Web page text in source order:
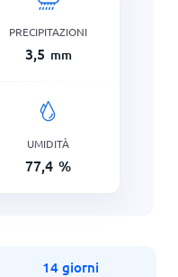
PRECIPITAZIONI
3,5 mm
UMIDITÀ
77,4 %
14 giorni